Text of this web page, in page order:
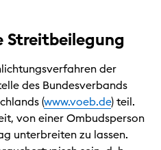
Streitbeilegung
der
des Bundesverbands
(www.voeb.de) teil.
von einer Ombudsperson
unterbreiten zu lassen.